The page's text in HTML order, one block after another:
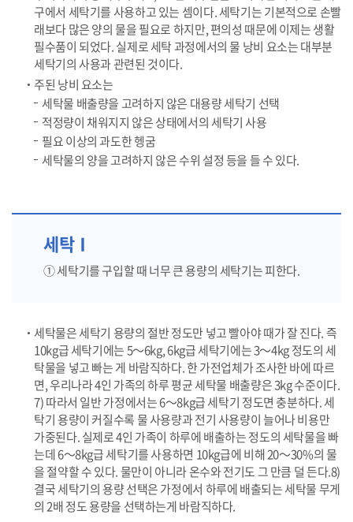
구에서 세탁기를 사용하고 있는 셈이다. 세탁기는 기본적으로 손빨
래보다 많은 양의 물을 필요로 하지만, 편의성 때문에 이제는 생활
필수품이 되었다. 실제로 세탁 과정에서의 물 낭비 요소는 대부분
세탁기의 사용과 관련된 것이다.
주된 낭비 요소는
세탁물 배출량을 고려하지 않은 대용량 세탁기 선택
적정량이 채워지지 않은 상태에서의 세탁기 사용
필요 이상의 과도한 헹굼
세탁물의 양을 고려하지 않은 수위 설정 등을 들 수 있다.
세탁Ⅰ
① 세탁기를 구입할 때 너무 큰 용량의 세탁기는 피한다.
세탁물은 세탁기 용량의 절반 정도만 넣고 빨아야 때가 잘 진다. 즉
10kg급 세탁기에는 5～6kg, 6kg급 세탁기에는 3～4kg 정도의 세
탁물을 넣고 빠는 게 바람직하다. 한 가전업체가 조사한 바에 따르
면, 우리나라 4인 가족의 하루 평균 세탁물 배출량은 3kg 수준이다.
7) 따라서 일반 가정에서는 6～8kg급 세탁기 정도면 충분하다. 세
탁기 용량이 커질수록 물 사용량과 전기 사용량이 늘어나 비용만
가중된다. 실제로 4인 가족이 하루에 배출하는 정도의 세탁물을 빠
는데 6～8kg급 세탁기를 사용하면 10kg급에 비해 20～30%의 물
을 절약할 수 있다. 물만이 아니라 온수와 전기도 그 만큼 덜 든다.8)
결국 세탁기의 용량 선택은 가정에서 하루에 배출되는 세탁물 무게
의 2배 정도 용량을 선택하는게 바람직하다.